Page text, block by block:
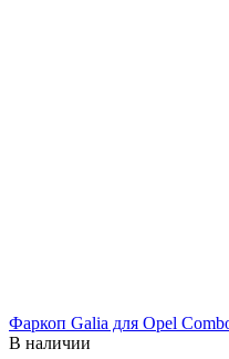
Фаркоп Galia для Opel
В наличии